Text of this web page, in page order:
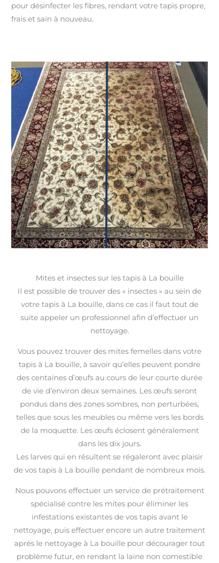
pour désinfecter les fibres, rendant votre tapis propre,
frais et sain à nouveau.
Mites et insectes sur les tapis à La bouille
Il est possible de trouver des « insectes » au sein de
votre tapis à La bouille, dans ce cas il faut tout de
suite appeler un professionnel afin d’effectuer un
nettoyage.
Vous pouvez trouver des mites femelles dans votre
tapis à La bouille, à savoir qu’elles peuvent pondre
des centaines d’œufs au cours de leur courte durée
de vie d’environ deux semaines. Les œufs seront
pondus dans des zones sombres, non perturbées,
telles que sous les meubles ou même vers les bords
de la moquette. Les œufs éclosent généralement
dans les dix jours.
Les larves qui en résultent se régaleront avec plaisir
de vos tapis à La bouille pendant de nombreux mois.
Nous pouvons effectuer un service de prétraitement
spécialisé contre les mites pour éliminer les
infestations existantes de vos tapis avant le
nettoyage, puis effectuer encore un autre traitement
après le nettoyage à La bouille pour décourager tout
problème futur, en rendant la laine non comestible